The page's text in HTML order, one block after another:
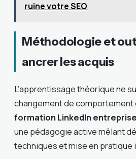
ruine votre SEO
Méthodologie et
ancrer les acquis
L’apprentissage théorique ne
changement de comportement
formation LinkedIn entreprise
une pédagogie active mêlant
techniques et mise en pratique